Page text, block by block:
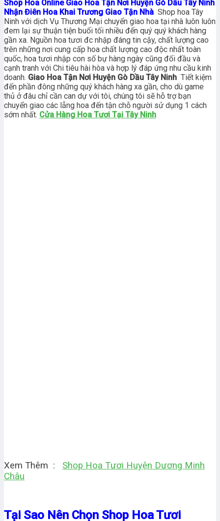
Shop Hoa Online Giao Hoa Tận Nơi Huyện Gò Dầu Tây Ninh
Nhận Điên Hoa Khai Trương Giao Tận Nhà Shop hoa Tây
Ninh với dịch Vụ Thương Mại chuyển giao hoa tại nhà luôn luôn
đem lại sự thuận tiện buổi tối nhiều đến quý quý khách hàng
gần xa. Nguồn hoa tươi đc nhập đáng tin cậy, chất lượng cao
trên những nơi cung cấp hoa chất lượng cao độc nhất toàn
quốc, hoa tươi nhập con số bự hàng ngày cũng đối đầu và
cạnh tranh với Chi tiêu hài hòa và hợp lý đáp ứng nhu cầu kinh
doanh. Giao Hoa Tận Nơi Huyện Gò Dầu Tây Ninh Tiết kiệm
đến phần đông những quý khách hàng xa gần, cho dù game
thủ ở đâu chỉ cần can dự với tôi, chúng tôi sẽ hỗ trợ bạn
chuyển giao các lẵng hoa đến tận chỗ người sử dụng 1 cách
sớm nhất. Cửa Hàng Hoa Tươi Tại Tây Ninh
Xem Thêm : Shop Hoa Tươi Huyện Dương Minh
Châu
Tại Sao Nên Chọn Shop Hoa Tươi